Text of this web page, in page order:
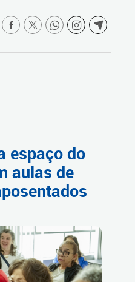
espaço do
aulas de